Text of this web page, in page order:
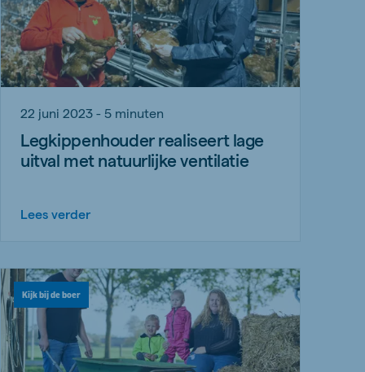
22 juni 2023 - 5 minuten
Legkippenhouder realiseert lage
uitval met natuurlijke ventilatie
Lees verder
Kijk bij de boer